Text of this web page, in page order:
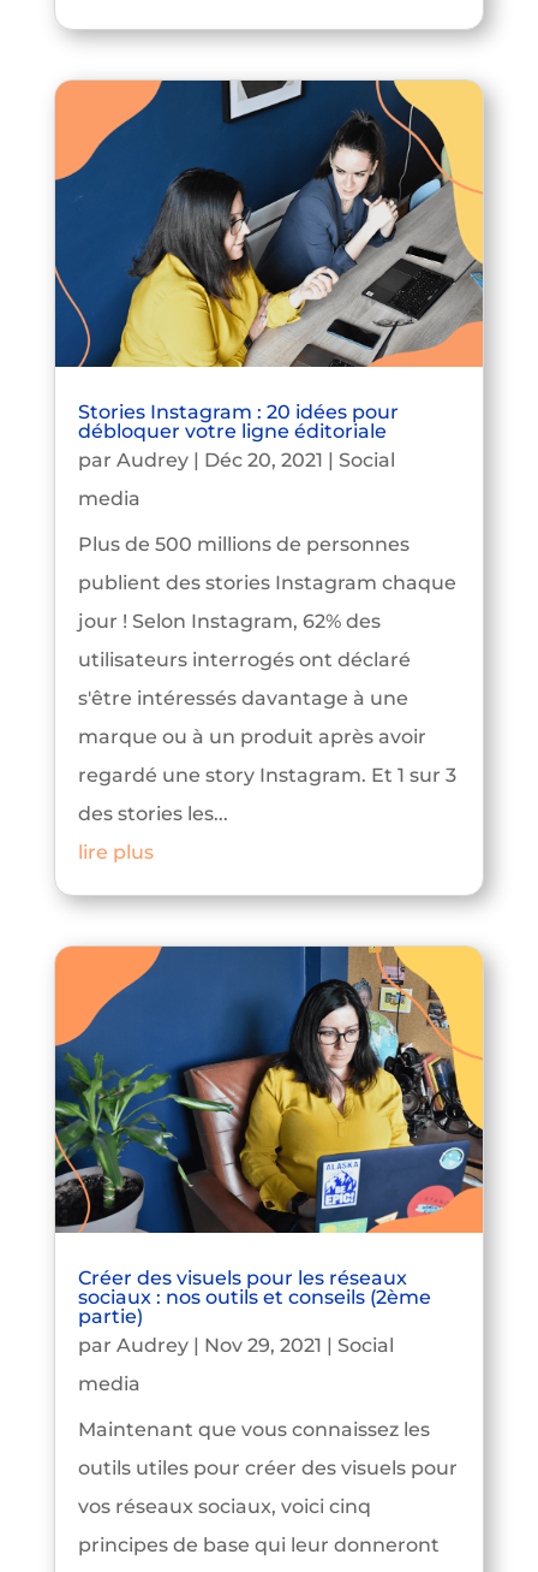
Stories Instagram : 20 idées pour
débloquer votre ligne éditoriale
par Audrey| Déc 20, 2021 | Social
media
Plus de 500 millions de personnes
publient des stories Instagram chaque
jour ! Selon Instagram, 62% des
utilisateurs interrogés ont déclaré
s'être intéressés davantage à une
marque ou à un produit après avoir
regardé une story Instagram. Et 1 sur 3
des stories les...
lire plus
Créer des visuels pour les réseaux
sociaux : nos outils et conseils (2ème
partie)
par Audrey| Nov 29, 2021 | Social
media
Maintenant que vous connaissez les
outils utiles pour créer des visuels pour
vos réseaux sociaux, voici cinq
principes de base qui leur donneront